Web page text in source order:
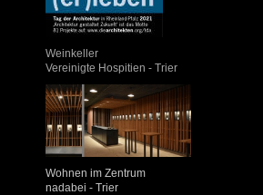
Weinkeller
Vereinigte Hospitien - Trier
Wohnen im Zentrum
nadabei - Trier